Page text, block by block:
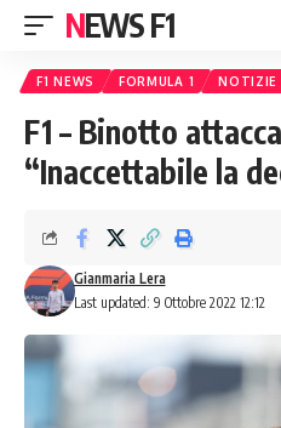
NEWS F1
F1 NEWS FORMULA 1 NOTIZIE
F1 – Binotto
“Inaccettabile la
Last updated: 9 Ottobre 2022 12:12
Gianmaria Lera